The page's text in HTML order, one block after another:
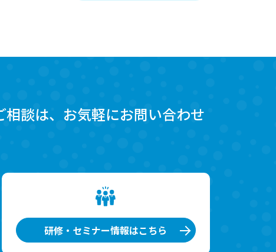
談は、お気軽にお問い合わせ
研修・セミナー情報はこちら